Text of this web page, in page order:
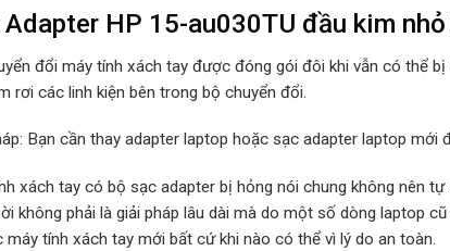
Adapter HP 15-au030TU đầu kim
đổi máy tính xách tay được đóng gói đôi khi vẫn có thể
rơi các linh kiện bên trong bộ chuyển đổi.
Bạn cần thay adapter laptop hoặc sạc adapter laptop
xách tay có bộ sạc adapter bị hỏng nói chung không nên
không phải là giải pháp lâu dài mà do một số dòng laptop
máy tính xách tay mới bất cứ khi nào có thể vì lý do an toàn.